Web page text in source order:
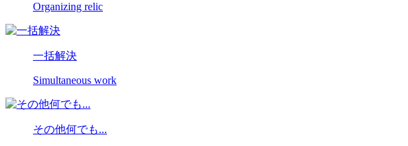
Organizing relic
一括解決
Simultaneous work
その他何でも...